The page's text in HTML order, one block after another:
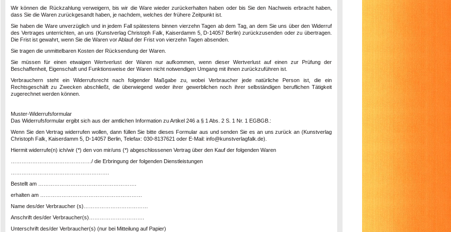
Wir können die Rückzahlung verweigern, bis wir die Ware wieder zurückerhalten haben oder bis Sie den Nachweis erbracht haben,
dass Sie die Waren zurückgesandt haben, je nachdem, welches der frühere Zeitpunkt ist.
Sie haben die Ware unverzüglich und in jedem Fall spätestens binnen vierzehn Tagen ab dem Tag, an dem Sie uns über den Widerruf
des Vertrages unterrichten, an uns (Kunstverlag Christoph Falk, Kaiserdamm 5, D-14057 Berlin) zurückzusenden oder zu übertragen.
Die Frist ist gewahrt, wenn Sie die Waren vor Ablauf der Frist von vierzehn Tagen absenden.
Sie tragen die unmittelbaren Kosten der Rücksendung der Waren.
Sie müssen für einen etwaigen Wertverlust der Waren nur aufkommen, wenn dieser Wertverlust auf einen zur Prüfung der
Beschaffenheit, Eigenschaft und Funktionsweise der Waren nicht notwendigen Umgang mit ihnen zurückzuführen ist.
Verbrauchern steht ein Widerrufsrecht nach folgender Maßgabe zu, wobei Verbraucher jede natürliche Person ist, die ein
Rechtsgeschäft zu Zwecken abschließt, die überwiegend weder ihrer gewerblichen noch ihrer selbständigen beruflichen Tätigkeit
zugerechnet werden können.
Muster-Widerrufsformular
Das Widerrufsformular ergibt sich aus der amtlichen Information zu Artikel 246 a § 1 Abs. 2 S. 1 Nr. 1 EGBGB.:
Wenn Sie den Vertrag widerrufen wollen, dann füllen Sie bitte dieses Formular aus und senden Sie es an uns zurück an (Kunstverlag
Christoph Falk, Kaiserdamm 5, D-14057 Berlin, Telefax: 030-8137621 oder E-Mail: info@kunstverlagfalk.de).
Hiermit widerrufe(n) ich/wir (*) den von mir/uns (*) abgeschlossenen Vertrag über den Kauf der folgenden Waren
………………………………………/ die Erbringung der folgenden Dienstleistungen
Bestellt am ……………………………………………….
erhalten am …………………………………………………
Name des/der Verbraucher (s)………………………………
Anschrift des/der Verbraucher(s)………………………….
Unterschrift des/der Verbraucher(s) (nur bei Mitteilung auf Papier)